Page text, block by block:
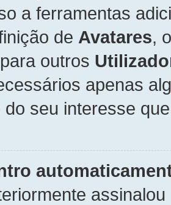
a ferramentas
de Avatares,
para outros
apenas
do seu interesse